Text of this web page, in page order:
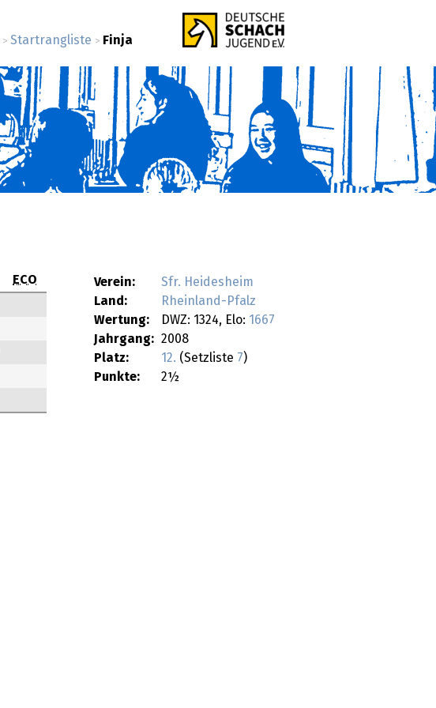
> Startrangliste > Finja
Verein:
Sfr. Heidesheim
Land:
Rheinland-Pfalz
Wertung:
DWZ: 1324, Elo: 1667
Jahrgang: 2008
Platz:
12. (Setzliste 7)
Punkte:
2½
ECO